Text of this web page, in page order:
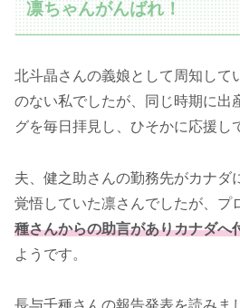
凛ちゃんがんばれ！
北斗晶さんの義娘として周知して
のない私でしたが、同じ時期に出
グを毎日拝見し、ひそかに応援し
夫、健之助さんの勤務先がカナダ
覚悟していた凛さんでしたが、プ
種さんからの助言がありカナダへ
ようです。